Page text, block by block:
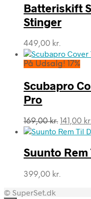
Batteriskift
Stinger
449,00 kr.
På Udsalg! 17%
Scubapro
Pro
169,00kr. Den
var:
169,00
141,00
Suunto
399,00 kr.
© SuperSet.dk